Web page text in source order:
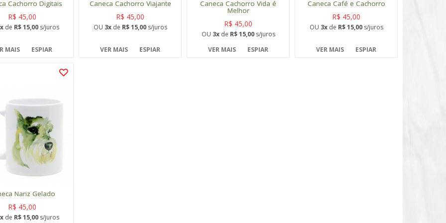
Cachorro Digitais
R$ 45,00
de R$ 15,00s/juros
MAIS ESPIAR
Caneca Cachorro Viajante
R$ 45,00
OU 3xde R$ 15,00s/juros
VER MAIS ESPIAR
Caneca Cachorro Vida é
Melhor
R$ 45,00
OU 3xde R$ 15,00s/juros
VER MAIS
ESPIAR
Caneca Café e Cachorro
R$ 45,00
OU 3xde R$ 15,00s/juros
VER MAIS ESPIAR
Nariz Gelado
R$ 45,00
de R$ 15,00s/juros